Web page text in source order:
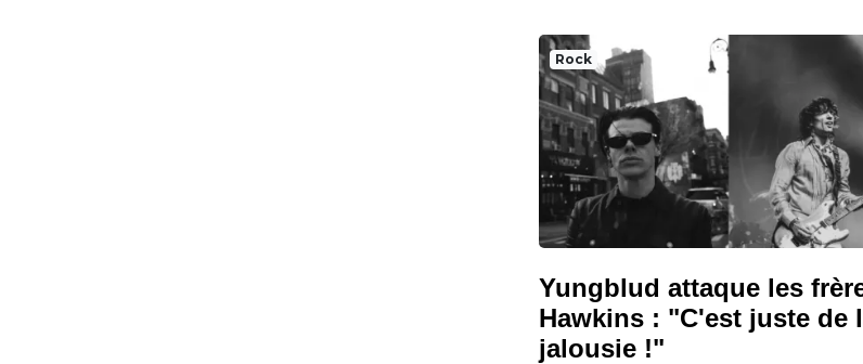
Rock
Yungblud attaque les
Hawkins : "C'est juste de
jalousie !"